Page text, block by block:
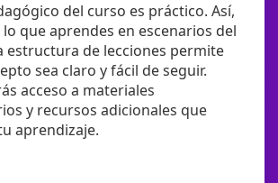
del curso es práctico. Así,
que aprendes en escenarios del
estructura de lecciones permite
sea claro y fácil de seguir.
acceso a materiales
y recursos adicionales que
aprendizaje.